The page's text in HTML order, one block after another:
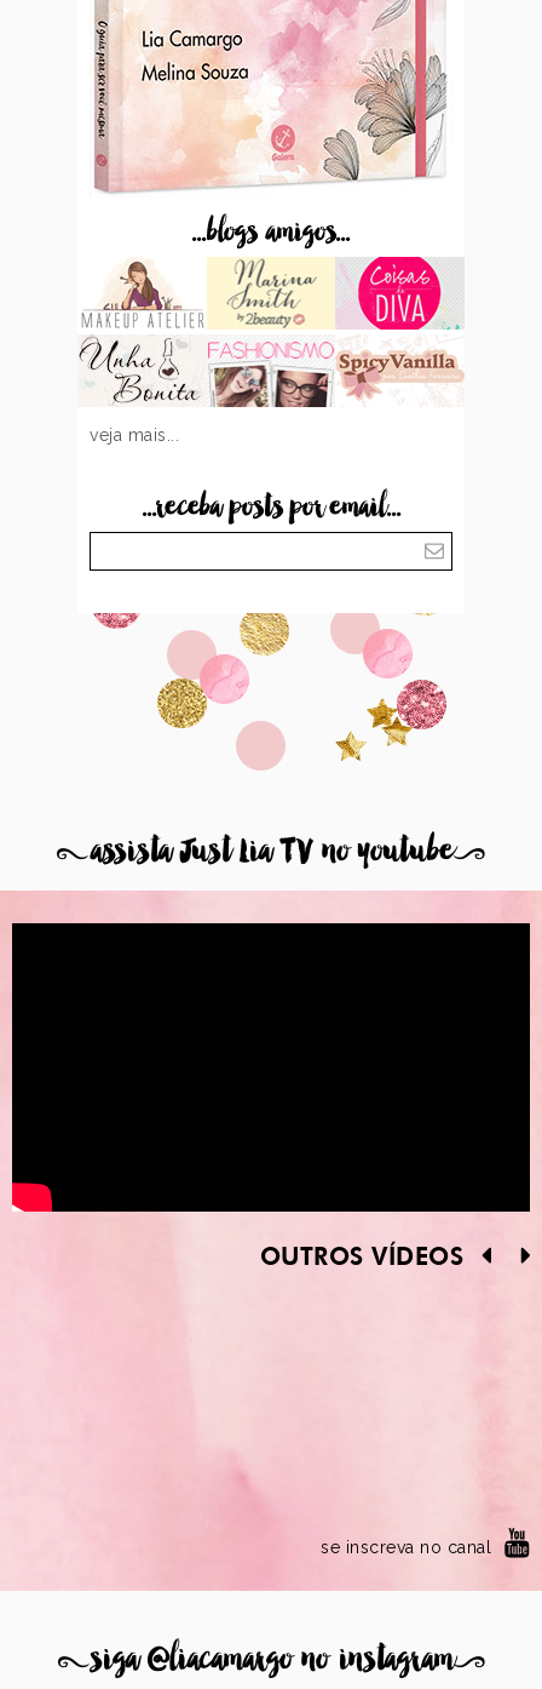
...blogs amigos...
veja mais...
...receba posts por email...
8assista Just Lia TV no youtube9
OUTROS VÍDEOS
se inscreva no canal
8siga @liacamargo no instagram9